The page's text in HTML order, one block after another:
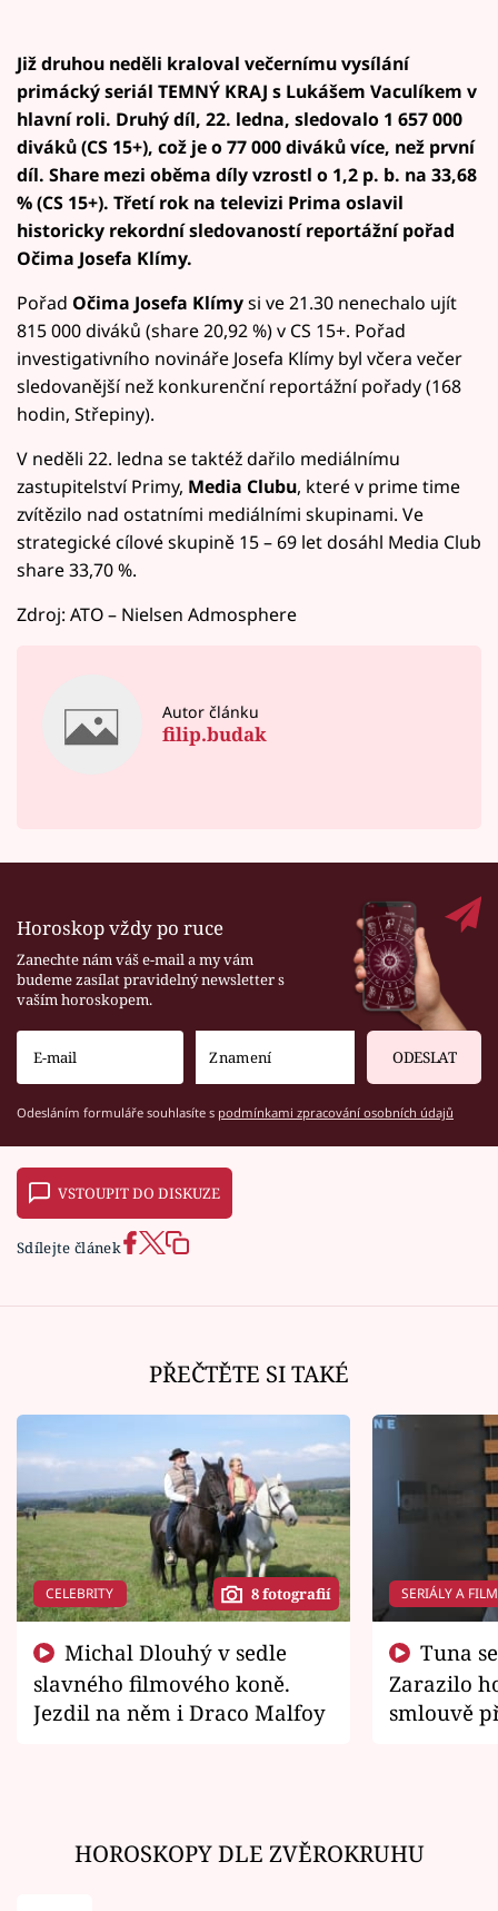
Již druhou neděli kraloval večernímu vysílání
primácký seriál TEMNÝ KRAJ s Lukášem Vaculíkem v
hlavní roli. Druhý díl, 22. ledna, sledovalo 1 657 000
diváků (CS 15+), což je o 77 000 diváků více, než první
díl. Share mezi oběma díly vzrostl o 1,2 p. b. na 33,68
% (CS 15+). Třetí rok na televizi Prima oslavil
historicky rekordní sledovaností reportážní pořad
Očima Josefa Klímy.
Pořad Očima Josefa Klímysi ve 21.30 nenechalo ujít
815 000 diváků (share 20,92 %) v CS 15+. Pořad
investigativního novináře Josefa Klímy byl včera večer
sledovanější než konkurenční reportážní pořady (168
hodin, Střepiny).
V neděli 22. ledna se taktéž dařilo mediálnímu
zastupitelství Primy, Media Clubu, které v prime time
zvítězilo nad ostatními mediálními skupinami. Ve
strategické cílové skupině 15 – 69 let dosáhl Media Club
share 33,70 %.
Zdroj: ATO – Nielsen Admosphere
Autor článku
filip.budak
Horoskop vždy po ruce
Zanechte nám váš e-mail a my vám
budeme zasílat pravidelný newsletter s
vaším horoskopem.
ODESLAT
Odesláním formuláře souhlasíte s podmínkami zpracování osobních údajů
VSTOUPIT DO DISKUZE
Sdílejte článek
PŘEČTĚTE SI TAKÉ
CELEBRITY 8 fotografií
slavného filmového koně.
Jezdil na něm i Draco Malfoy
SERIÁLY A
Zarazilo
smlouvě
HOROSKOPY DLE ZVĚROKRUHU